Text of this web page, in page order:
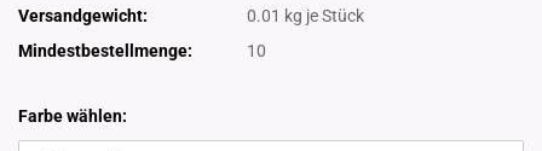
Versandgewicht:
0.01 kg je Stück
Mindestbestellmenge:
10
Farbe wählen: